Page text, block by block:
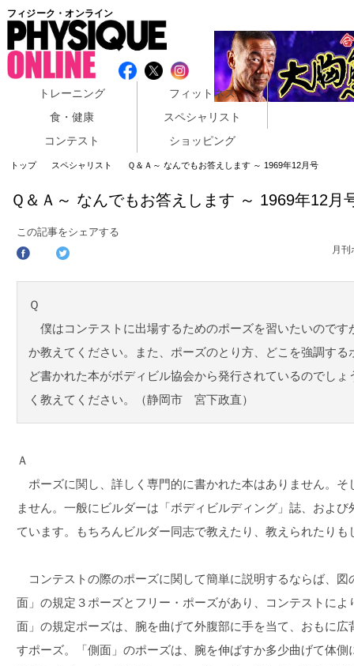
フィジーク・オンライン
トレーニング
フィットネス
食・健康
スペシャリスト
コンテスト
ショッピング
トップ スペシャリスト Ｑ＆Ａ～ なんでもお答えします ～ 1969年12月号
Ｑ＆Ａ～ なんでもお答えします ～ 1969年12月
この記事をシェアする
月
Ｑ
僕はコンテストに出場するためのポーズを習いたいのです
か教えてください。また、ポーズのとり方、どこを強調す
ど書かれた本がボディビル協会から発行されているのでし
く教えてください。（静岡市 宮下政直）
Ａ
ポーズに関し、詳しく専門的に書かれた本はありません。そ
ません。一般にビルダーは「ボディビルディング」誌、およ
ています。もちろんビルダー同志で教えたり、教えられたりも
コンテストの際のポーズに関して簡単に説明するならば、図
面」の規定３ポーズとフリー・ポーズがあり、コンテストに
面」の規定ポーズは、腕を曲げて外腹部に手を当て、おもに
すポーズ。「側面」のポーズは、腕を伸ばすか多少曲げて体